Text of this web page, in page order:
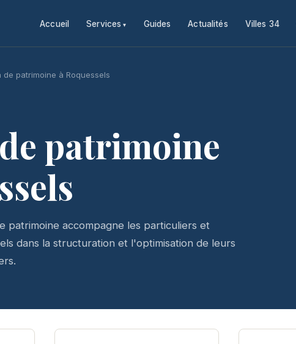
Accueil Services Guides Actualités Villes 34
de patrimoine à Roquessels
patrimoine
patrimoine accompagne les particuliers et
dans la structuration et l'optimisation de leurs